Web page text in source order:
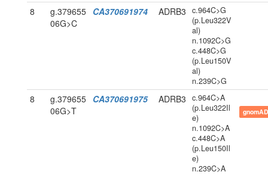
8
g.379655
06G>C
CA370691974 ADRB3
c.964C>G
(p.Leu322V
al)
n.1092C>G
c.448C>G
(p.Leu150V
al)
n.239C>G
8
g.379655
06G>T
CA370691975 ADRB3
c.964C>A
(p.Leu322Il
e)
n.1092C>A
c.448C>A
(p.Leu150Il
e)
n.239C>A